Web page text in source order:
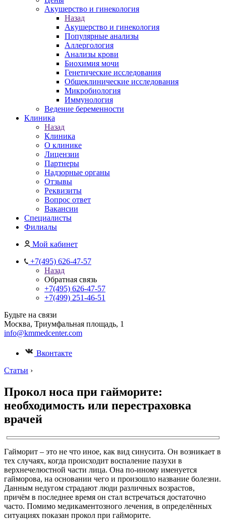
Акушерство и гинекология
Назад
Акушерство и гинекология
Популярные анализы
Аллергология
Анализы крови
Биохимия мочи
Генетические исследования
Общеклинические исследования
Микробиология
Иммунология
Ведение беременности
Клиника
Назад
Клиника
О клинике
Лицензии
Партнеры
Надзорные органы
Отзывы
Реквизиты
Вопрос ответ
Вакансии
Специалисты
Филиалы
Мой кабинет
+7(495) 626-47-57
Назад
Обратная связь
+7(495) 626-47-57
+7(499) 251-46-51
Будьте на связи
Москва, Триумфальная площадь, 1
info@kmmedcenter.com
Вконтакте
Статьи ›
Прокол носа при гайморите:
необходимость или перестраховка
врачей
Гайморит – это не что иное, как вид синусита. Он возникает в
тех случаях, когда происходит воспаление пазухи в
верхнечелюстной части лица. Она по-иному именуется
гайморова, на основании чего и произошло название болезни.
Данным недугом страдают люди различных возрастов,
причём в последнее время он стал встречаться достаточно
часто. Помимо медикаментозного лечения, в определённых
ситуациях показан прокол при гайморите.